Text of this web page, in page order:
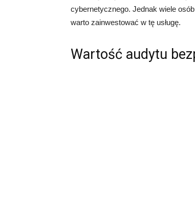
cybernetycznego. Jednak wiele
warto zainwestować w tę usługę.
Wartość audytu